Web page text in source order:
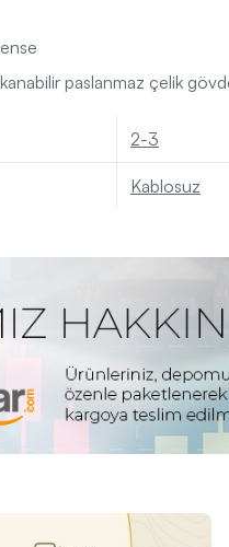
paslanmaz çelik
2-3
Kablosuz